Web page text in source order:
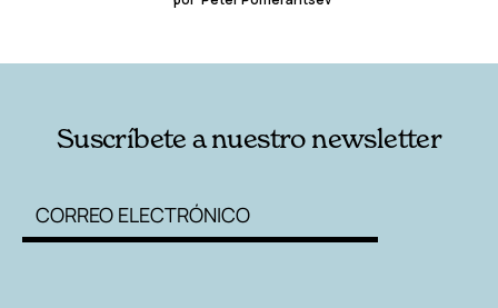
Suscríbete a nuestro newsletter